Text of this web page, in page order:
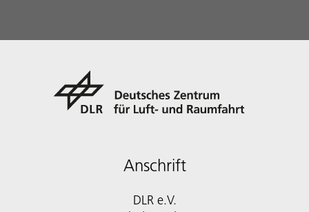
Anschrift
DLR e.V.